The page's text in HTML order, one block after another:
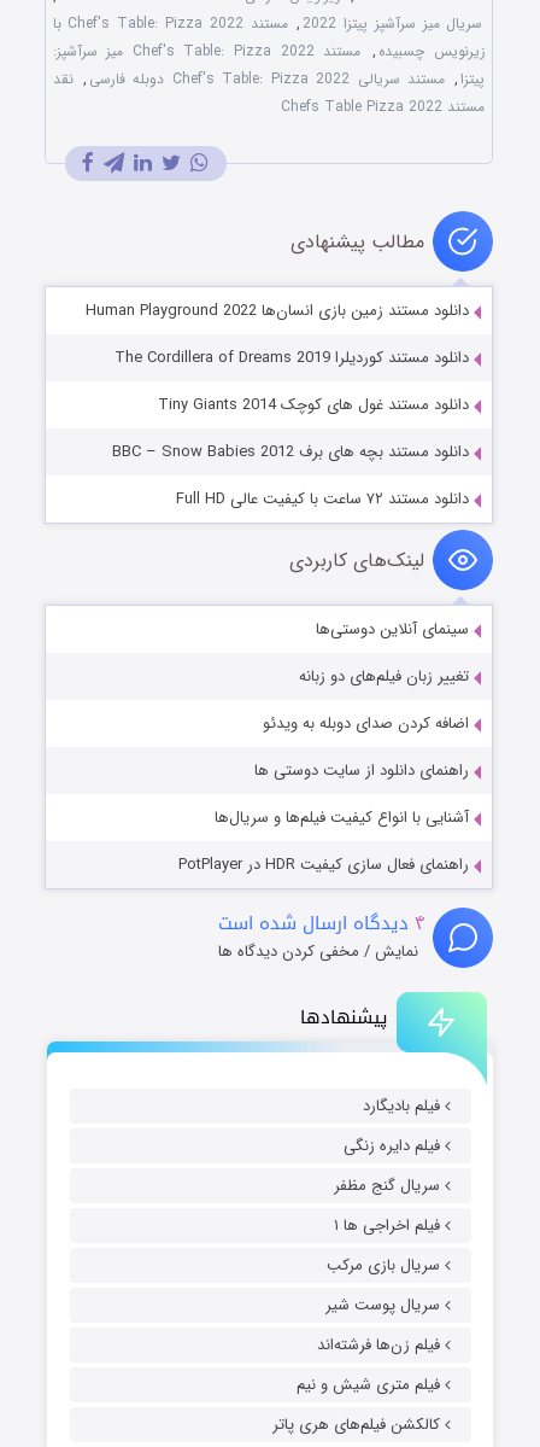
پیشنهادها
فیلم بادیگارد
فیلم دایره زنگی
سریال گنج مظفر
فیلم اخراجی ها ۱
سریال بازی مرکب
سریال پوست شیر
فیلم زن‌ها فرشته‌اند
فیلم متری شیش و نیم
کالکشن فیلم‌های هری پاتر
سریال میز سرآشپز پیتزا 2022
,
مستند Chef's Table: Pizza 2022 با
زیرنویس چسبیده ,
مستند Chef's Table: Pizza 2022 میز سرآشپز:
پیتزا, مستند سریالی Chef's Table: Pizza 2022 دوبله فارسی , نقد
مستند Chefs Table Pizza 2022
مطالب پیشنهادی
دانلود مستند زمین بازی انسان‌ها Human Playground 2022
دانلود مستند کوردیلرا The Cordillera of Dreams 2019
دانلود مستند غول های کوچک Tiny Giants 2014
دانلود مستند بچه های برف BBC – Snow Babies 2012
دانلود مستند ۷۲ ساعت با کیفیت عالی Full HD
لینک‌های کاربردی
سینمای آنلاین دوستی‌ها
تغییر زبان فیلم‌های دو زبانه
اضافه کردن صدای دوبله به ویدئو
راهنمای دانلود از سایت دوستی ها
آشنایی با انواع کیفیت فیلم‌ها و سریال‌ها
راهنمای فعال سازی کیفیت HDR در PotPlayer
۴ دیدگاه ارسال شده است
نمایش / مخفی کردن دیدگاه ها